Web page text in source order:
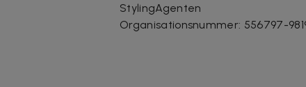
StylingAgenten
Organisationsnummer: 556797-